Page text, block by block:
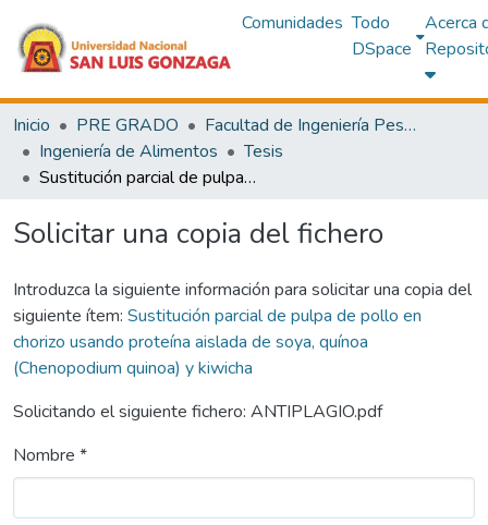
Comunidades Todo
DSpace
Acerca
Inicio PRE GRADO
Facultad de Ingeniería Pesquera y de Alimentos
Ingeniería de Alimentos
Tesis
Sustitución parcial de pulpa de pollo en chorizo usando proteína aislada de soya, quínoa (Chenopodium quinoa) y kiwicha
Solicitar una copia del fichero
Introduzca la siguiente información para solicitar una copia del
siguiente ítem: Sustitución parcial de pulpa de pollo en
chorizo usando proteína aislada de soya, quínoa
(Chenopodium quinoa) y kiwicha
Solicitando el siguiente fichero: ANTIPLAGIO.pdf
Nombre *